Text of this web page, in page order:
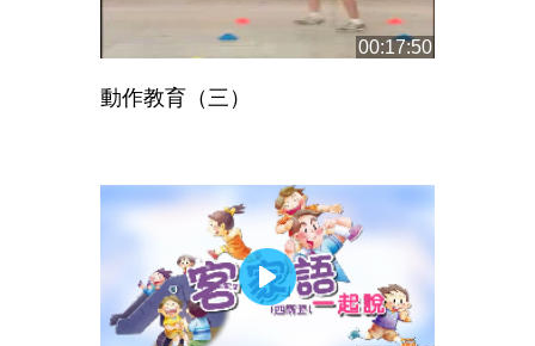
00:17:50
動作教育（三）